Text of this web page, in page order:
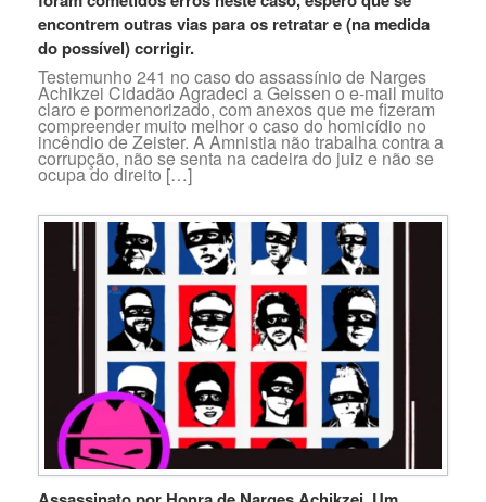
encontrem outras vias para os retratar e (na medida
do possível) corrigir.
Testemunho 241 no caso do assassínio de Narges
Achikzei Cidadão Agradeci a Geissen o e-mail muito
claro e pormenorizado, com anexos que me fizeram
compreender muito melhor o caso do homicídio no
incêndio de Zeister. A Amnistia não trabalha contra a
corrupção, não se senta na cadeira do juiz e não se
ocupa do direito […]